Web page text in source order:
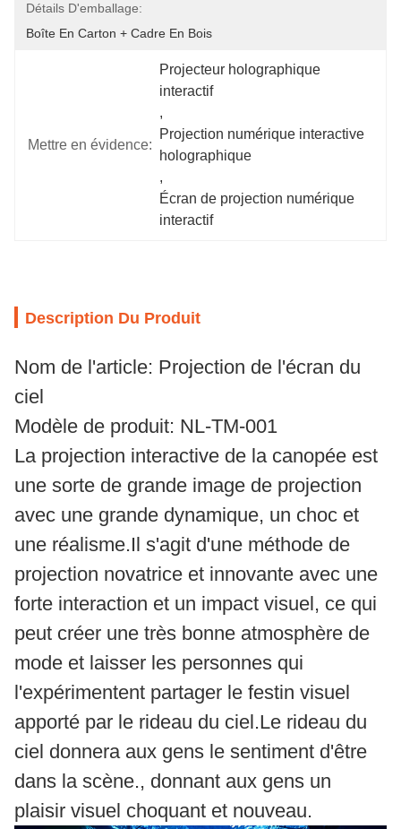
Détails D'emballage:
Boîte En Carton + Cadre En Bois
Mettre en évidence:
Projecteur holographique
interactif
,
Projection numérique interactive
holographique
,
Écran de projection numérique
interactif
Description Du Produit
Nom de l'article: Projection de l'écran du
ciel
Modèle de produit: NL-TM-001
La projection interactive de la canopée est
une sorte de grande image de projection
avec une grande dynamique, un choc et
une réalisme.Il s'agit d'une méthode de
projection novatrice et innovante avec une
forte interaction et un impact visuel, ce qui
peut créer une très bonne atmosphère de
mode et laisser les personnes qui
l'expérimentent partager le festin visuel
apporté par le rideau du ciel.Le rideau du
ciel donnera aux gens le sentiment d'être
dans la scène., donnant aux gens un
plaisir visuel choquant et nouveau.